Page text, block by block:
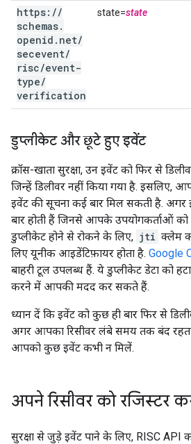
https: //
schemas.
openid . net/
secevent/
risc/event-
type/
verification
state=state
डुप्लीकेट और छूटे हुए इवेंट
क्रॉस-खाता सुरक्षा, उन इवेंट को फिर से
जिन्हें डिलीवर नहीं किया गया है. इसलिए,
इवेंट की सूचना कई बार मिल सकती है. अगर
बार होती हैं जिनसे आपके उपयोगकर्ताओं को
डुप्लीकेट होने से रोकने के लिए, jti क्लेम
लिए यूनीक आइडेंटिफ़ायर होता है. Google
बाहरी टूल उपलब्ध हैं. ये डुप्लीकेट डेटा को
करने में आपकी मदद कर सकते हैं.
ध्यान दें कि इवेंट को कुछ ही बार फिर से
अगर आपका रिसीवर लंबे समय तक बंद
आपको कुछ इवेंट कभी न मिलें.
अपने रिसीवर को रजिस्टर
सुरक्षा से जुड़े इवेंट पाने के लिए, RISC API